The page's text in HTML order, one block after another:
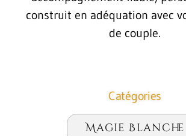
construit en adéquation avec
de couple.
Catégories
Magie Blanche